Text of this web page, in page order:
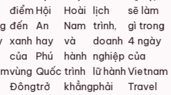
điểm
đến
xanh
của
vùng
Đông
Hội
An
hay
Phú
Quốc
trở
Hoài
Nam
và
hành
trình
khẳng
lịch
trình,
doanh
nghiệp
lữ hành
phải
sẽ làm
gì trong
4 ngày
của
Vietnam
Travel